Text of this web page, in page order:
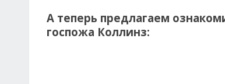
А теперь предлагаем
госпожа Коллинз: